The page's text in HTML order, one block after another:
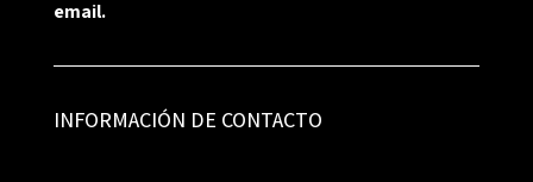
email.
INFORMACIÓN DE CONTACTO